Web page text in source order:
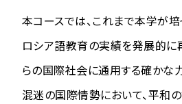
本コースでは、これまで本学が
ロシア語教育の実績を発展的に
らの国際社会に通用する確かな
混迷の国際情勢において、平和